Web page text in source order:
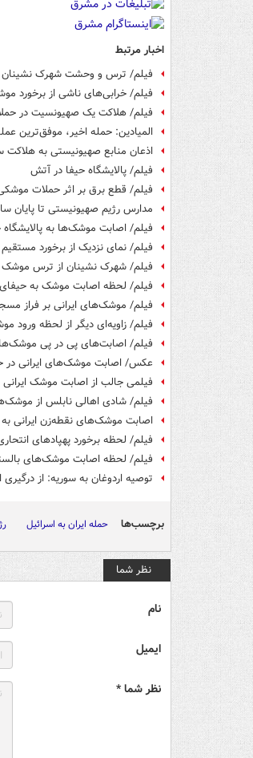
اخبار مرتبط
فیلم/ ترس و وحشت شهرک نشینان
فیلم/ خرابی‌های ناشی از برخورد
فیلم/ هلاکت یک صهیونسیت در
المیادین: حمله اخیر، موفق‌ترین
اذعان منابع صهیونیستی به هلاکت
فیلم/ پالایشگاه حیفا در آتش
فیلم/ قطع برق بر اثر حملات موشکی
مدارس رژیم صهیونیستی تا
فیلم/ اصابت موشک‌ها به پالایشگاه
فیلم/ نمای نزدیک از برخورد
فیلم/ شهرک نشینان از ترس موشک
فیلم/ لحظه اصابت موشک‌ به حیفای
فیلم/ موشک‌های ایرانی بر فراز
فیلم/ زاویه‌ای دیگر از لحظه ورود
فیلم/ اصابت‌های پی در پی
عکس/ اصابت موشک‌های ایرانی در
فیلمی جالب از اصابت موشک ایرانی
فیلم/ شادی اهالی نابلس از
اصابت موشک‌های نقطه‌زن ایرانی
فیلم/ لحظه برخورد پهپادهای
فیلم/ لحظه اصابت موشک‌های
توصیه اردوغان به سوریه: از درگیری
برچسب‌ها حمله ایران به اسرائیل
نظر شما
نام
ایمیل
نظر شما *